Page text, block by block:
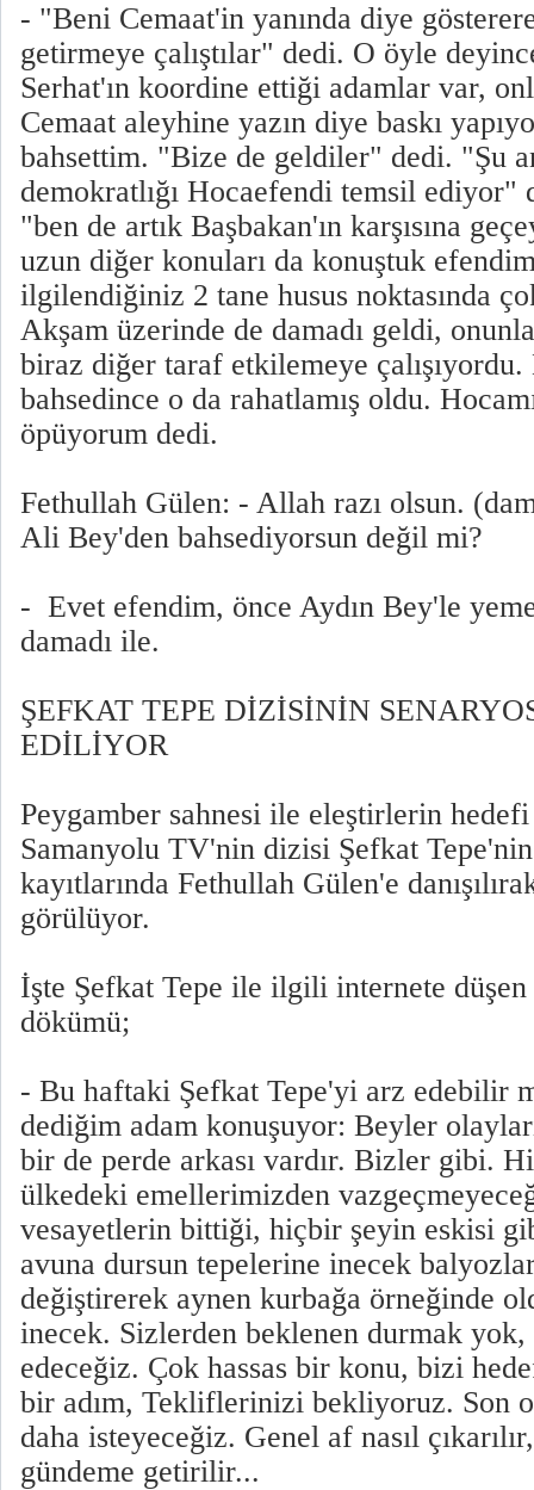
- "Beni Cemaat'in yanında diye
getirmeye çalıştılar" dedi. O öyle
Serhat'ın koordine ettiği adamlar var,
Cemaat aleyhine yazın diye baskı
bahsettim. "Bize de geldiler" dedi. "Şu
demokratlığı Hocaefendi temsil
"ben de artık Başbakan'ın karşısına
uzun diğer konuları da konuştuk
ilgilendiğiniz 2 tane husus noktasında
Akşam üzerinde de damadı geldi,
biraz diğer taraf etkilemeye
bahsedince o da rahatlamış oldu.
öpüyorum dedi.
Fethullah Gülen: - Allah razı olsun.
Ali Bey'den bahsediyorsun değil mi?
- Evet efendim, önce Aydın Bey'le
damadı ile.
ŞEFKAT TEPE DİZİSİNİN
EDİLİYOR
Peygamber sahnesi ile eleştirlerin
Samanyolu TV'nin dizisi Şefkat
kayıtlarında Fethullah Gülen'e
görülüyor.
İşte Şefkat Tepe ile ilgili internete düşen
dökümü;
- Bu haftaki Şefkat Tepe'yi arz edebilir
dediğim adam konuşuyor: Beyler
bir de perde arkası vardır. Bizler gibi.
ülkedeki emellerimizden
vesayetlerin bittiği, hiçbir şeyin eskisi
avuna dursun tepelerine inecek
değiştirerek aynen kurbağa örneğinde
inecek. Sizlerden beklenen durmak
edeceğiz. Çok hassas bir konu, bizi
bir adım, Tekliflerinizi bekliyoruz. Son
daha isteyeceğiz. Genel af nasıl
gündeme getirilir...